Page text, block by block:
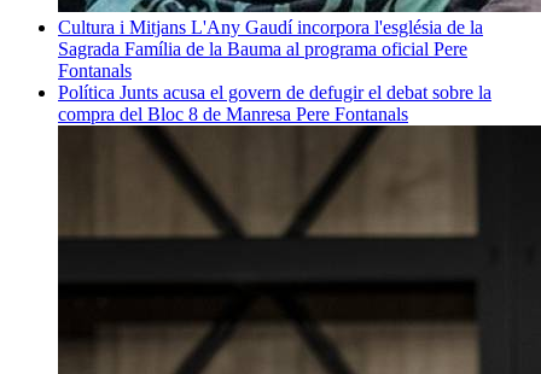
Cultura i Mitjans L'Any Gaudí incorpora l'església de la
Sagrada Família de la Bauma al programa oficial Pere
Fontanals
Política Junts acusa el govern de defugir el debat sobre la
compra del Bloc 8 de Manresa Pere Fontanals